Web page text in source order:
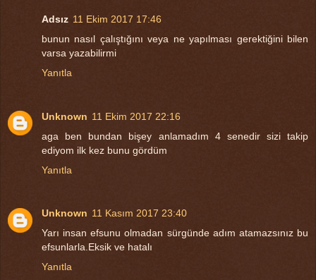
Adsız 11 Ekim 2017 17:46
bunun nasıl çalıştığını veya ne yapılması gerektiğini bilen
varsa yazabilirmi
Yanıtla
Unknown 11 Ekim 2017 22:16
aga ben bundan bişey anlamadım 4 senedir sizi takip
ediyom ilk kez bunu gördüm
Yanıtla
Unknown 11 Kasım 2017 23:40
Yarı insan efsunu olmadan sürgünde adım atamazsınız bu
efsunlarla.Eksik ve hatalı
Yanıtla